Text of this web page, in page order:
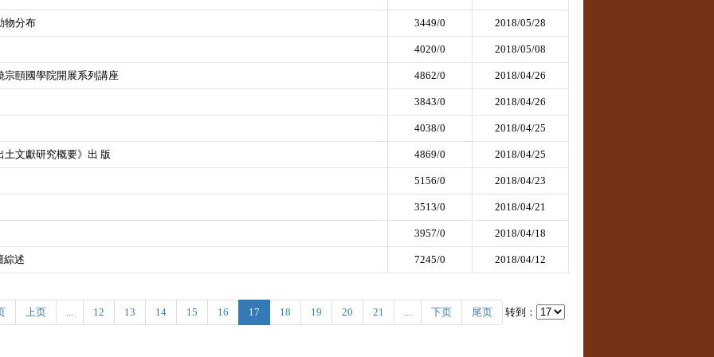
物分布 3449/0 2018/05/28
4020/0 2018/05/08
宗頤國學院開展系列講座 4862/0 2018/04/26
3843/0 2018/04/26
4038/0 2018/04/25
文獻研究概要》出 版 4869/0 2018/04/25
5156/0 2018/04/23
3513/0 2018/04/21
3957/0 2018/04/18
綜述 7245/0 2018/04/12
上页 ... 12 13 14 15 16 17 18 19 20 21 ... 下页 尾页 转到：